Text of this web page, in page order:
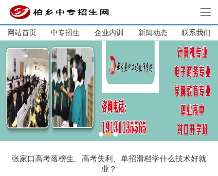
网站首页
中专招生
单招集训
大学生培训
企业内训
关于我们
联系我们
网站首页 中专招生 企业内训 新闻动态 联系我们
张家口高考落榜生、高考失利、单招滑档学什么技术好就
业？